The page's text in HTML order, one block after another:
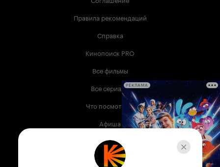
Правила рекомендаций
Справка
Кинопоиск PRO
Все фильмы
Все сериалы
Что посмотреть
Афиша
Музыка
Телепрограмма
РЕКЛАМА